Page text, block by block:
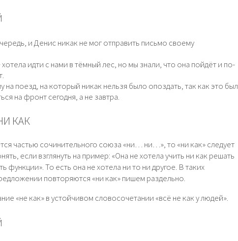
и Денис никак не мог отправить письмо своему
идти с нами в тёмный лес, но мы знали, что она пойдёт и по-
поезд, на который никак нельзя было опоздать, так как это был
на фронт сегодня, а не завтра.
КАК
частью сочинительного союза «ни… ни…», то «ни как» следует
если взглянуть на пример: «Она не хотела учить ни как решать
функции». То есть она не хотела ни то ни другое. В таких
повторяются «ни как» пишем раздельно.
«не как» в устойчивом словосочетании «всё не как у людей».